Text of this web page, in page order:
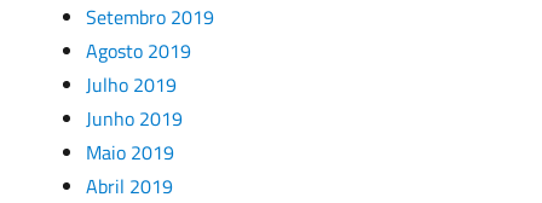
Setembro 2019
Agosto 2019
Julho 2019
Junho 2019
Maio 2019
Abril 2019